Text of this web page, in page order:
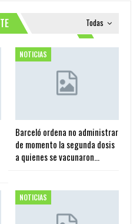
Todas
NOTICIAS
Barceló ordena no administrar
de momento la segunda dosis
a quienes se vacunaron…
NOTICIAS